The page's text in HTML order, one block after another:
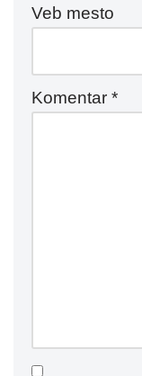
Veb mesto
Komentar *